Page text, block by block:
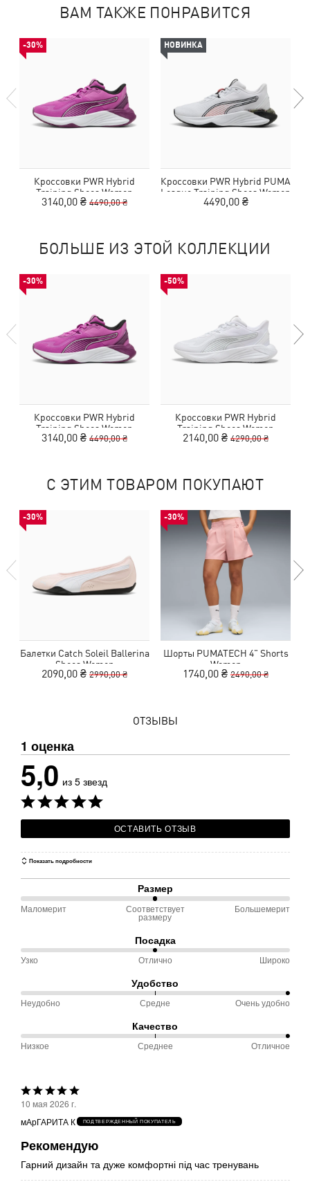
ВАМ ТАКЖЕ ПОНРАВИТСЯ
-30%
Кроссовки PWR Hybrid
Training Shoes Women
3140,00 ₴ 4490,00 ₴
НОВИНКА
Кроссовки PWR Hybrid PUMA
League Training Shoes Women
4490,00 ₴
БОЛЬШЕ ИЗ ЭТОЙ КОЛЛЕКЦИИ
-30%
Кроссовки PWR Hybrid
Training Shoes Women
3140,00 ₴ 4490,00 ₴
-50%
Кроссовки PWR Hybrid
Training Shoes Women
2140,00 ₴ 4290,00 ₴
С ЭТИМ ТОВАРОМ ПОКУПАЮТ
-30%
Балетки Catch Soleil Ballerina
Shoes Women
2090,00 ₴ 2990,00 ₴
-30%
Шорты PUMATECH 4" Shorts
Women
1740,00 ₴ 2490,00 ₴
ОТЗЫВЫ
1 оценка
5,0 из 5 звезд
ОСТАВИТЬ ОТЗЫВ
Показать подробности
Размер
50 %
и
размеру
Маломерит Соответствует
размеру
Большемерит
Посадка
50 %
Узко
Узко Отлично Широко
Удобство
100 %
Неудобно
Неудобно Средне Очень удобно
Качество
100 %
и
Низкое Среднее Отличное
Выбрана
оценка
5из
5
10 мая 2026 г.
мАрГАРИТА К
ПОДТВЕРЖДЕННЫЙ ПОКУПАТЕЛЬ
Рекомендую
Гарний дизайн та дуже комфортні під час тренувань